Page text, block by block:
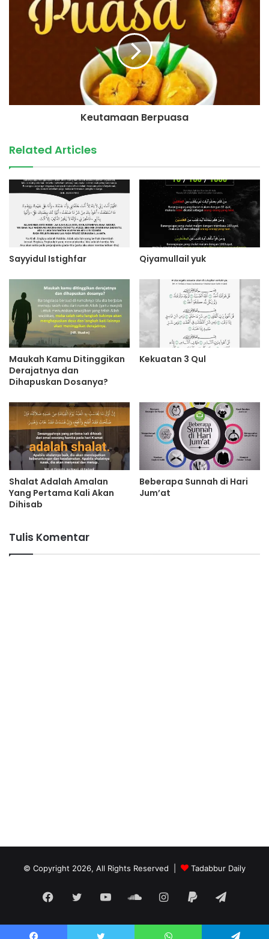
Keutamaan Berpuasa
Related Articles
Sayyidul Istighfar Qiyamullail yuk
Maukah Kamu Ditinggikan
Derajatnya dan
Dihapuskan Dosanya?
Kekuatan 3 Qul
Shalat Adalah Amalan
Yang Pertama Kali Akan
Dihisab
Beberapa Sunnah di Hari
Jum’at
Tulis Komentar
© Copyright 2026, All Rights Reserved | Tadabbur Daily
Facebook
TwitterYouTubeSoundCloud
Instagram
Paypal